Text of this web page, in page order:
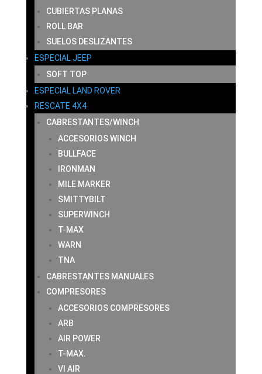
CUBIERTAS PLANAS
ROLL BAR
SUELOS DESLIZANTES
ESPECIAL JEEP
SOFT TOP
ESPECIAL LAND ROVER
RESCATE 4X4
CABRESTANTES/WINCH
ACCESORIOS WINCH
BULLFACE
IRONMAN
MILE MARKER
SMITTYBILT
SUPERWINCH
T-MAX
WARN
TNA
CABRESTANTES MANUALES
COMPRESORES
ACCESORIOS COMPRESORES
ARB
AIR POWER
T-MAX.
VI AIR